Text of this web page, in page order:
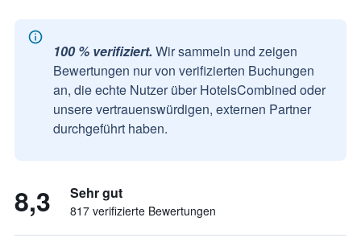
100 % verifiziert. Wir sammeln und zeigen
Bewertungen nur von verifizierten Buchungen
an, die echte Nutzer über HotelsCombined oder
unsere vertrauenswürdigen, externen Partner
durchgeführt haben.
8,3 Sehr gut
817 verifizierte Bewertungen